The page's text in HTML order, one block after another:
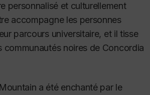
personnalisé et culturellement
accompagne les personnes
parcours universitaire, et il tisse
communautés noires de Concordia
a été enchanté par le